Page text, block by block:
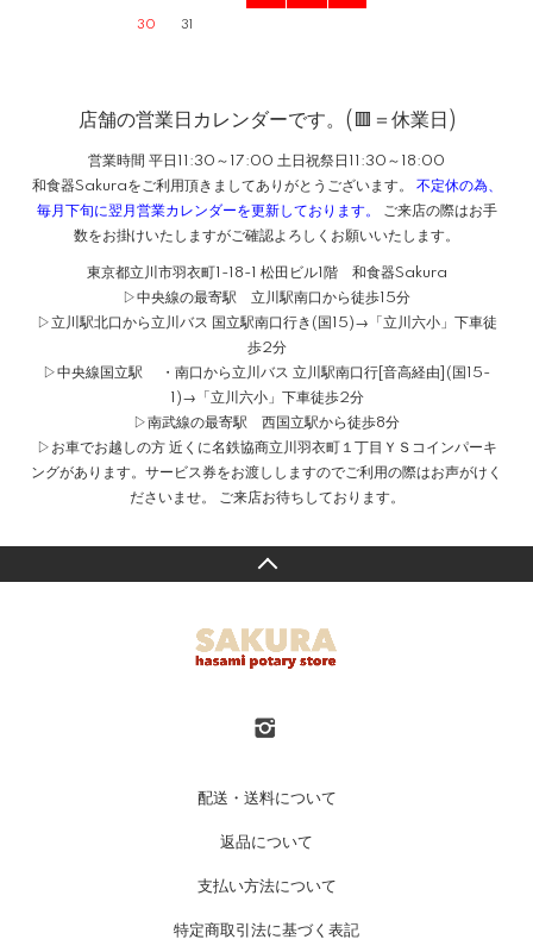
30 31
店舗の営業日カレンダーです。(🟥＝休業日)
営業時間 平日11:30～17:00 土日祝祭日11:30～18:00
和食器Sakuraをご利用頂きましてありがとうございます。 不定休の為、
毎月下旬に翌月営業カレンダーを更新しております。
ご来店の際はお手
数をお掛けいたしますがご確認よろしくお願いいたします。
東京都立川市羽衣町1-18-1 松田ビル1階 和食器Sakura
▷中央線の最寄駅 立川駅南口から徒歩15分
▷立川駅北口から立川バス 国立駅南口行き(国15)→「立川六小」下車徒
歩2分
▷中央線国立駅 ・南口から立川バス 立川駅南口行[音高経由](国15-
1)→「立川六小」下車徒歩2分
▷南武線の最寄駅 西国立駅から徒歩8分
▷お車でお越しの方 近くに名鉄協商立川羽衣町１丁目ＹＳコインパーキ
ングがあります。サービス券をお渡ししますのでご利用の際はお声がけく
ださいませ。 ご来店お待ちしております。
配送・送料について
返品について
支払い方法について
特定商取引法に基づく表記